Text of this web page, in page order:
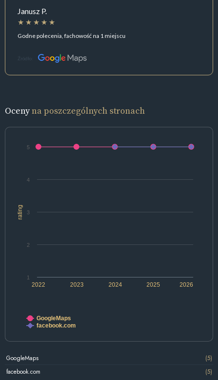
Janusz P.
Godne polecenia, fachowość na 1 miejscu
Źródło:
Ocenyna poszczególnych stronach
rating
2022 2024 2026
2023 2025
1
2
3
4
5
GoogleMaps
facebook.com
GoogleMaps
(5)
facebook.com
(5)